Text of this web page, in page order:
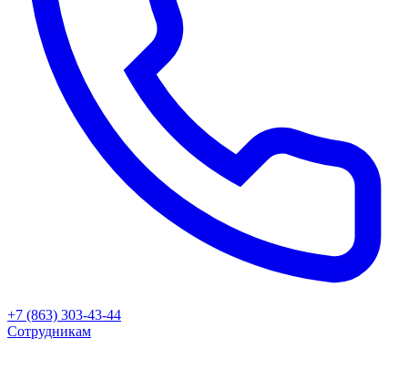
+7 (863) 303-43-44
Сотрудникам